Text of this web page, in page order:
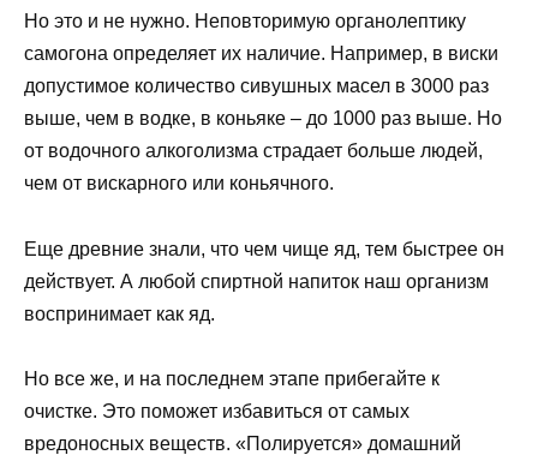
Но это и не нужно. Неповторимую органолептику
самогона определяет их наличие. Например, в виски
допустимое количество сивушных масел в 3000 раз
выше, чем в водке, в коньяке – до 1000 раз выше. Но
от водочного алкоголизма страдает больше людей,
чем от вискарного или коньячного.
Еще древние знали, что чем чище яд, тем быстрее он
действует. А любой спиртной напиток наш организм
воспринимает как яд.
Но все же, и на последнем этапе прибегайте к
очистке. Это поможет избавиться от самых
вредоносных веществ. «Полируется» домашний